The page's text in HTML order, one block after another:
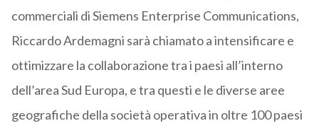
commerciali di Siemens Enterprise Communications,
Riccardo Ardemagni sarà chiamato a intensificare e
ottimizzare la collaborazione tra i paesi all’interno
dell’area Sud Europa, e tra questi e le diverse aree
geografiche della società operativa in oltre 100 paesi